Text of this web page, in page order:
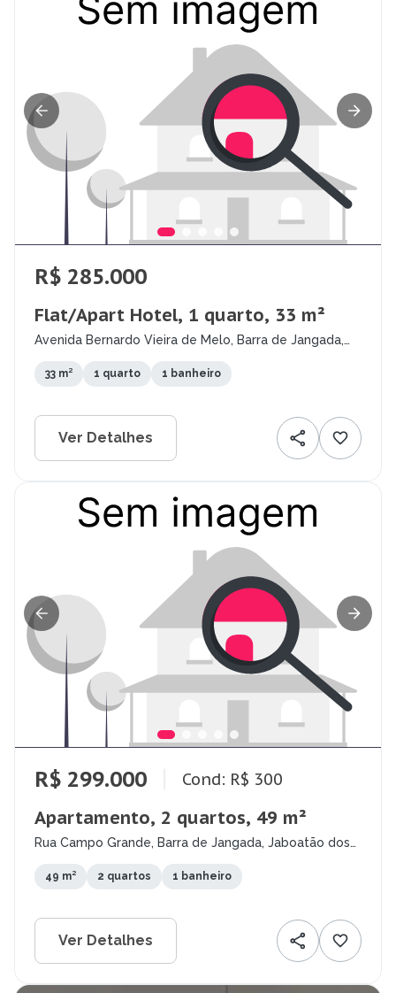
R$ 285.000
Flat/Apart Hotel, 1 quarto, 33 m²
Avenida Bernardo Vieira de Melo, Barra de Jangada,
33 m² 1 quarto 1 banheiro
Ver Detalhes
R$ 299.000 Cond: R$ 300
Apartamento, 2 quartos, 49 m²
Rua Campo Grande, Barra de Jangada, Jaboatão dos
49 m² 2 quartos 1 banheiro
Ver Detalhes